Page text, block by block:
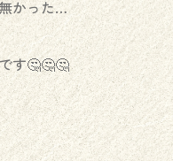
かった…
す🤔🤔🤔